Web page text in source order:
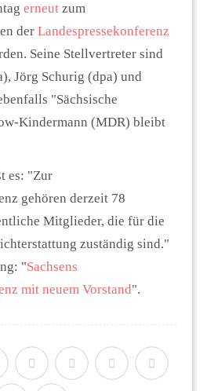
Beiträge
erneut zum
der Landespressekonferenz
Seine Stellvertreter sind
Jörg Schurig (dpa) und
"Sächsische
Kindermann (MDR) bleibt
es: "Zur
gehören derzeit 78
Mitglieder, die für die
zuständig sind."
"Sachsens
mit neuem Vorstand".